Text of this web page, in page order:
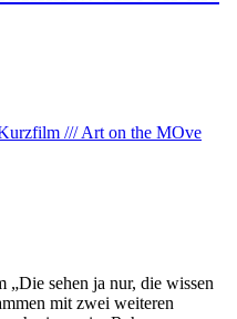
sehen ja nur, die wissen
mit zwei weiteren